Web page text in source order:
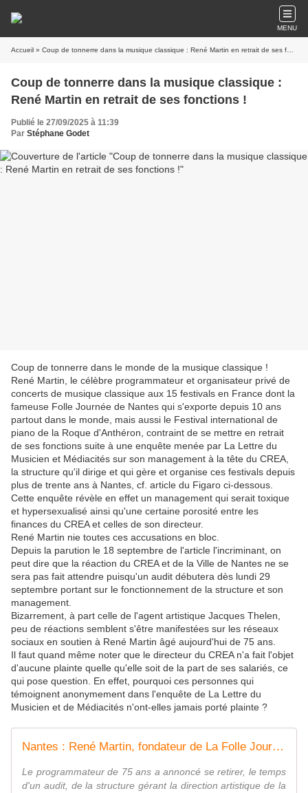
MENU
Accueil » Coup de tonnerre dans la musique classique : René Martin en retrait de ses fonctions !
Coup de tonnerre dans la musique classique :
René Martin en retrait de ses fonctions !
Publié le 27/09/2025 à 11:39
Par Stéphane Godet
Coup de tonnerre dans le monde de la musique classique !
René Martin, le célèbre programmateur et organisateur privé de
concerts de musique classique aux 15 festivals en France dont la
fameuse Folle Journée de Nantes qui s'exporte depuis 10 ans
partout dans le monde, mais aussi le Festival international de
piano de la Roque d'Anthéron, contraint de se mettre en retrait
de ses fonctions suite à une enquête menée par La Lettre du
Musicien et Médiacités sur son management à la tête du CREA,
la structure qu'il dirige et qui gère et organise ces festivals depuis
plus de trente ans à Nantes, cf. article du Figaro ci-dessous.
Cette enquête révèle en effet un management qui serait toxique
et hypersexualisé ainsi qu'une certaine porosité entre les
finances du CREA et celles de son directeur.
René Martin nie toutes ces accusations en bloc.
Depuis la parution le 18 septembre de l'article l'incriminant, on
peut dire que la réaction du CREA et de la Ville de Nantes ne se
sera pas fait attendre puisqu'un audit débutera dès lundi 29
septembre portant sur le fonctionnement de la structure et son
management.
Bizarrement, à part celle de l'agent artistique Jacques Thelen,
peu de réactions semblent s'être manifestées sur les réseaux
sociaux en soutien à René Martin âgé aujourd'hui de 75 ans.
Il faut quand même noter que le directeur du CREA n'a fait l'objet
d'aucune plainte quelle qu'elle soit de la part de ses salariés, ce
qui pose question. En effet, pourquoi ces personnes qui
témoignent anonymement dans l'enquête de La Lettre du
Musicien et de Médiacités n'ont-elles jamais porté plainte ?
Nantes : René Martin, fondateur de La Folle Journée, mis en retrait après des accusations de management toxique
Le programmateur de 75 ans a annoncé se retirer, le temps
d'un audit, de la structure gérant la direction artistique de la